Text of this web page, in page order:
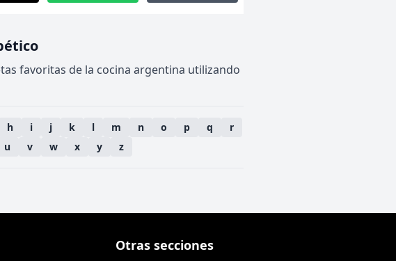
favoritas de la cocina argentina utilizando
h i j k l m n o p q
r
u v w x y z
Otras secciones